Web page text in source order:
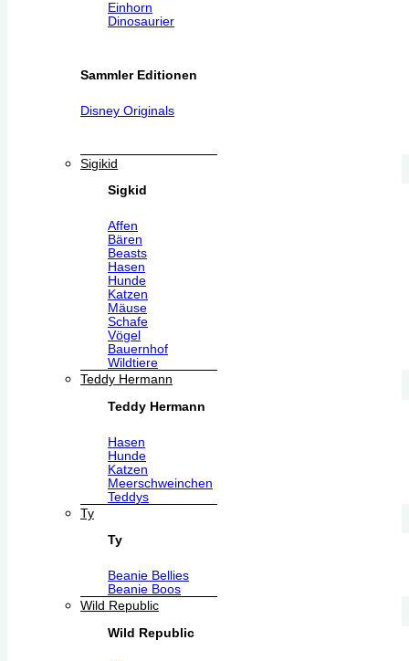
Einhorn
Dinosaurier
Sammler Editionen
Disney Originals
Sigikid
Sigkid
Affen
Bären
Beasts
Hasen
Hunde
Katzen
Mäuse
Schafe
Vögel
Bauernhof
Wildtiere
Teddy Hermann
Teddy Hermann
Hasen
Hunde
Katzen
Meerschweinchen
Teddys
Ty
Ty
Beanie Bellies
Beanie Boos
Wild Republic
Wild Republic